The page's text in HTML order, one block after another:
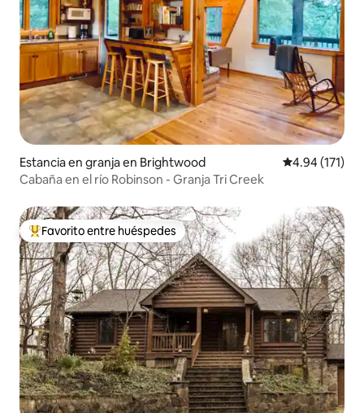
Estancia en granja en Brightwood Calificación
4.94 (171)
Cabaña en el río Robinson - Granja Tri Creek
De los mejores en Favorito entre huéspedes
Favorito entre huéspedes